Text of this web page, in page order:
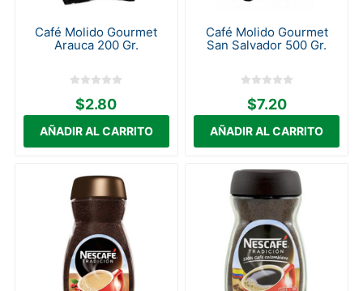
Café Molido Gourmet
Arauca 200 Gr.
$2.80
Café Molido Gourmet
San Salvador 500 Gr.
$7.20